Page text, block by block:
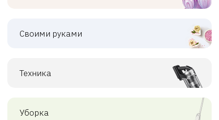
Своими руками
Техника
Уборка